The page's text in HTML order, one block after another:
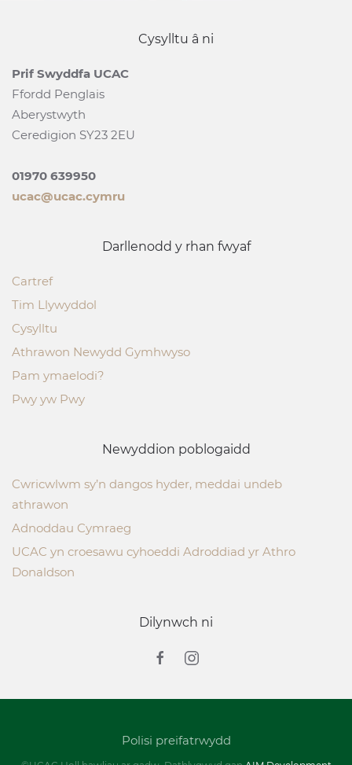
Cysylltu â ni
Prif Swyddfa UCAC
Ffordd Penglais
Aberystwyth
Ceredigion SY23 2EU
01970 639950
ucac@ucac.cymru
Darllenodd y rhan fwyaf
Cartref
Tim Llywyddol
Cysylltu
Athrawon Newydd Gymhwyso
Pam ymaelodi?
Pwy yw Pwy
Newyddion poblogaidd
Cwricwlwm sy’n dangos hyder, meddai undeb
athrawon
Adnoddau Cymraeg
UCAC yn croesawu cyhoeddi Adroddiad yr Athro
Donaldson
Dilynwch ni
Polisi preifatrwydd